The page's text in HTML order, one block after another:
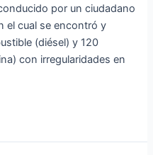
por un ciudadano
el cual se encontró y
(diésel) y 120
con irregularidades en